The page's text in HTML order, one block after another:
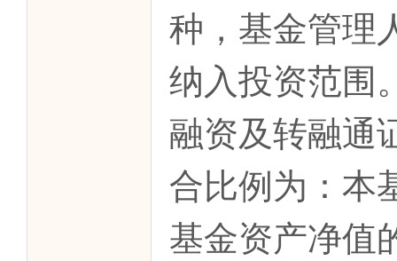
种，基金管理
纳入投资范围
融资及转融通
合比例为：本
基金资产净值